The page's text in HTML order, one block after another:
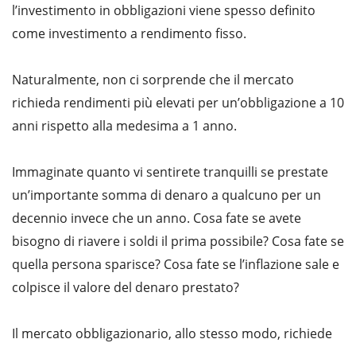
l’investimento in obbligazioni viene spesso definito
come investimento a rendimento fisso.
Naturalmente, non ci sorprende che il mercato
richieda rendimenti più elevati per un’obbligazione a 10
anni rispetto alla medesima a 1 anno.
Immaginate quanto vi sentirete tranquilli se prestate
un’importante somma di denaro a qualcuno per un
decennio invece che un anno. Cosa fate se avete
bisogno di riavere i soldi il prima possibile? Cosa fate se
quella persona sparisce? Cosa fate se l’inflazione sale e
colpisce il valore del denaro prestato?
Il mercato obbligazionario, allo stesso modo, richiede